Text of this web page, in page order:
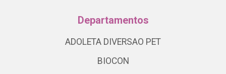
Departamentos
ADOLETA DIVERSAO PET
BIOCON